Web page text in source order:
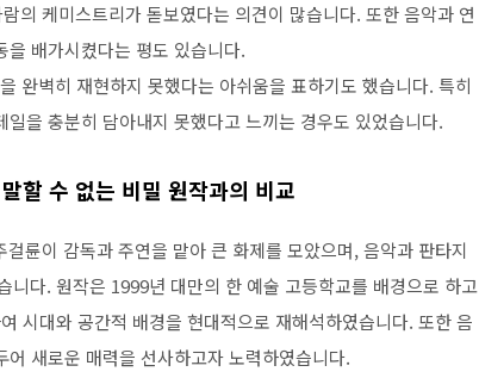
의 케미스트리가 돋보였다는 의견이 많습니다. 또한 음악과 연
을 배가시켰다는 평도 있습니다.
완벽히 재현하지 못했다는 아쉬움을 표하기도 했습니다. 특히
을 충분히 담아내지 못했다고 느끼는 경우도 있었습니다.
할 수 없는 비밀 원작과의 비교
륜이 감독과 주연을 맡아 큰 화제를 모았으며, 음악과 판타지
다. 원작은 1999년 대만의 한 예술 고등학교를 배경으로 하고
시대와 공간적 배경을 현대적으로 재해석하였습니다. 또한 음
새로운 매력을 선사하고자 노력하였습니다.